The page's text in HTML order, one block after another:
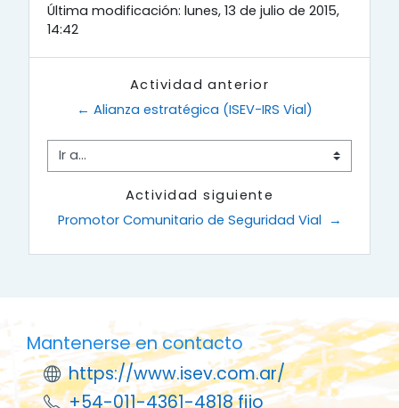
Última modificación: lunes, 13 de julio de 2015,
14:42
Actividad anterior
← Alianza estratégica (ISEV-IRS Vial)
Ir a...
Actividad siguiente
Promotor Comunitario de Seguridad Vial  →
Mantenerse en contacto
https://www.isev.com.ar/
+54-011-4361-4818 fijo